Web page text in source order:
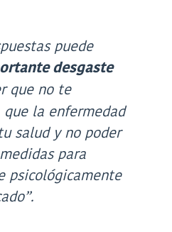
puede
desgaste
que no te
la enfermedad
salud y no poder
para
psicológicamente
.